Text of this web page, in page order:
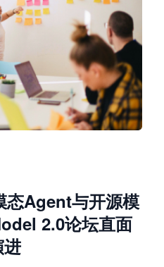
态Agent与开源模
2.0论坛直面